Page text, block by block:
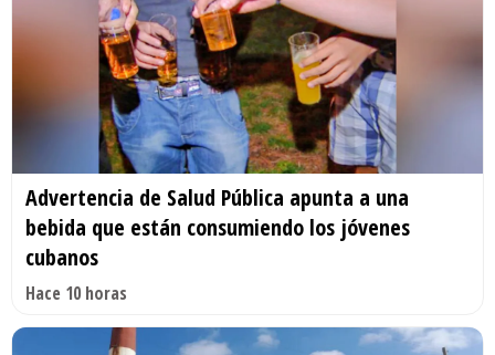
Advertencia de Salud Pública apunta a una
bebida que están consumiendo los jóvenes
cubanos
Hace 10 horas